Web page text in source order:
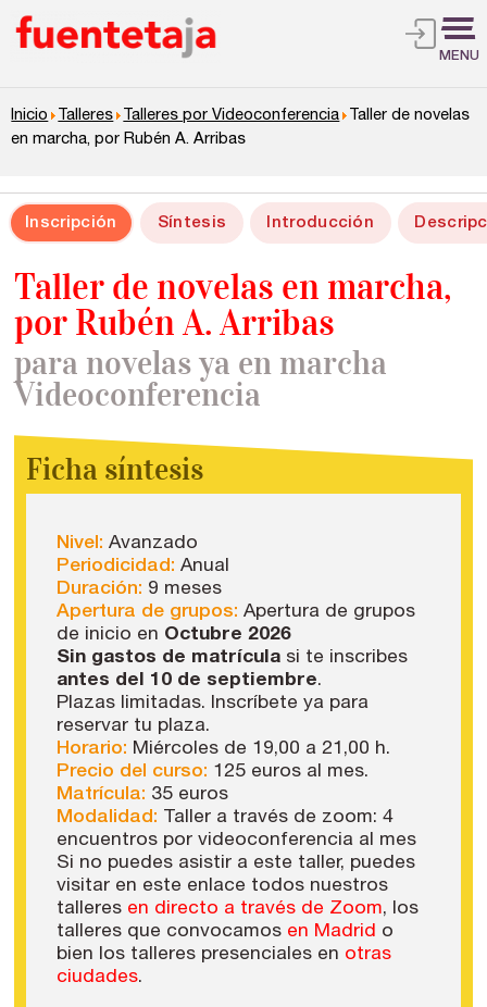
MENU
Inicio Talleres Talleres por Videoconferencia
Taller de novelas
en marcha, por Rubén A. Arribas
Inscripción Síntesis Introducción
Taller de novelas en marcha,
por Rubén A. Arribas
para novelas ya en marcha
Videoconferencia
Ficha síntesis
Nivel: Avanzado
Periodicidad: Anual
Duración: 9 meses
Apertura de grupos: Apertura de grupos
de inicio en Octubre 2026
Sin gastos de matrícula si te inscribes
antes del 10 de septiembre.
Plazas limitadas. Inscríbete ya para
reservar tu plaza.
Horario: Miércoles de 19,00 a 21,00 h.
Precio del curso: 125 euros al mes.
Matrícula: 35 euros
Modalidad: Taller a través de zoom: 4
encuentros por videoconferencia al mes
Si no puedes asistir a este taller, puedes
visitar en este enlace todos nuestros
talleres en directo a través de Zoom, los
talleres que convocamos en Madrid o
bien los talleres presenciales en otras
ciudades.